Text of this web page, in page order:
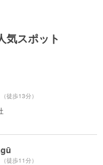
気スポット
（徒歩13分）
（徒歩11分）